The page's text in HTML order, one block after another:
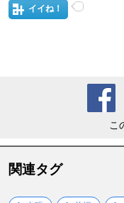
イイね！
こ
関連タグ